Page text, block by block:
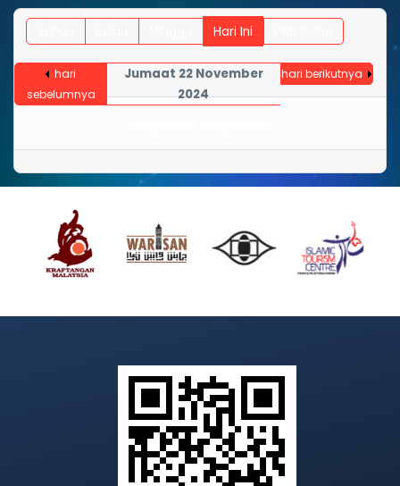
Hari Ini
hari
sebelumnya
Jumaat 22 November
2024
hari berikutnya